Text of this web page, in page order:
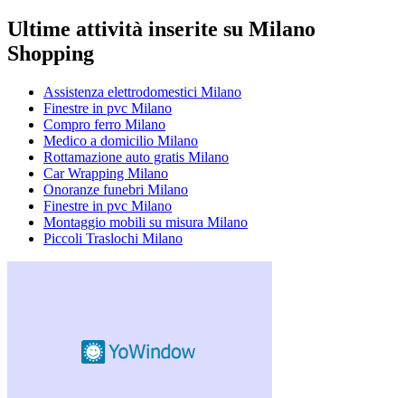
Ultime attività inserite su Milano
Shopping
Assistenza elettrodomestici Milano
Finestre in pvc Milano
Compro ferro Milano
Medico a domicilio Milano
Rottamazione auto gratis Milano
Car Wrapping Milano
Onoranze funebri Milano
Finestre in pvc Milano
Montaggio mobili su misura Milano
Piccoli Traslochi Milano